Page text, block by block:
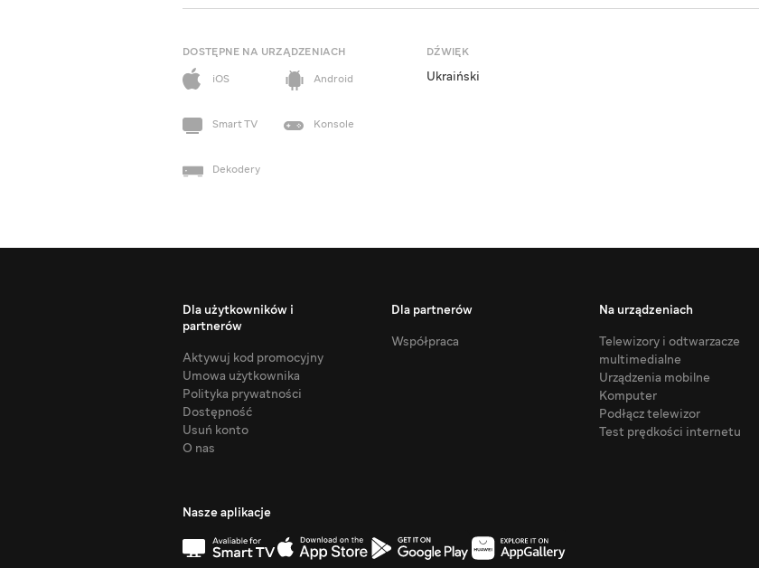
DOSTĘPNE NA URZĄDZENIACH
iOS
Android
Smart TV Konsole
Dekodery
DŹWIĘK
Ukraiński
Dla użytkowników i
partnerów
Aktywuj kod promocyjny
Umowa użytkownika
Polityka prywatności
Dostępność
Usuń konto
O nas
Dla partnerów
Współpraca
Na urządzeniach
Telewizory i odtwarzacze
multimedialne
Urządzenia mobilne
Komputer
Podłącz telewizor
Test prędkości internetu
Nasze aplikacje